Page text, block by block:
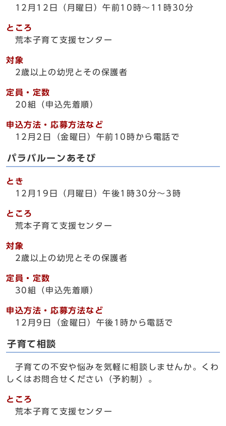
12月12日（月曜日）午前10時～11時30分
ところ
荒本子育て支援センター
対象
2歳以上の幼児とその保護者
定員・定数
20組（申込先着順）
申込方法・応募方法など
12月2日（金曜日）午前10時から電話で
パラバルーンあそび
とき
12月19日（月曜日）午後1時30分～3時
ところ
荒本子育て支援センター
対象
2歳以上の幼児とその保護者
定員・定数
30組（申込先着順）
申込方法・応募方法など
12月9日（金曜日）午後1時から電話で
子育て相談
子育ての不安や悩みを気軽に相談しませんか。くわ
しくはお問合せください（予約制）。
ところ
荒本子育て支援センター